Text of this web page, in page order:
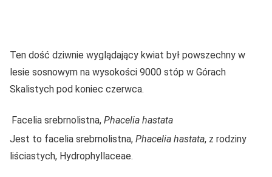
Ten dość dziwnie wyglądający kwiat był powszechny w
lesie sosnowym na wysokości 9000 stóp w Górach
Skalistych pod koniec czerwca.
Facelia srebrnolistna, Phacelia hastata
Jest to facelia srebrnolistna, Phacelia hastata, z rodziny
liściastych, Hydrophyllaceae.